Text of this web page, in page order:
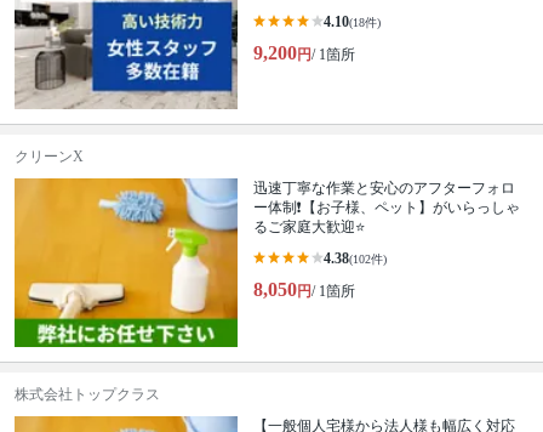
4.10(18件)
9,200円/ 1箇所
クリーンX
迅速丁寧な作業と安心のアフターフォロ
ー体制❗️【お子様、ペット】がいらっしゃ
るご家庭大歓迎⭐️
4.38(102件)
8,050円/ 1箇所
株式会社トップクラス
【一般個人宅様から法人様も幅広く対応